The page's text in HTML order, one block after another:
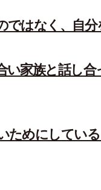
ではなく、自
い家族と話し
ためにしてい